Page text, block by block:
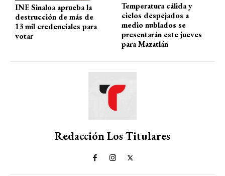
INE Sinaloa aprueba la
destrucción de más de
13 mil credenciales para
votar
Temperatura cálida y
cielos despejados a
medio nublados se
presentarán este jueves
para Mazatlán
Redacción Los Titulares